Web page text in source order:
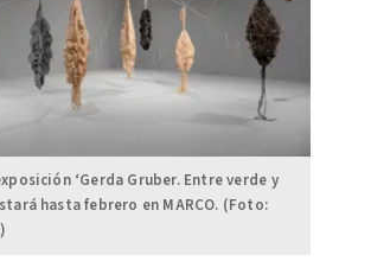
‘Gerda Gruber. Entre verde y
hasta febrero en MARCO. (Foto: